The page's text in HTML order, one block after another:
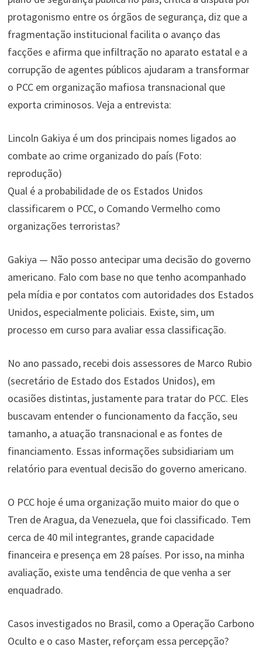
protagonismo entre os órgãos de segurança, diz que a
fragmentação institucional facilita o avanço das
facções e afirma que infiltração no aparato estatal e a
corrupção de agentes públicos ajudaram a transformar
o PCC em organização mafiosa transnacional que
exporta criminosos. Veja a entrevista:
Lincoln Gakiya é um dos principais nomes ligados ao
combate ao crime organizado do país (Foto:
reprodução)
Qual é a probabilidade de os Estados Unidos
classificarem o PCC, o Comando Vermelho como
organizações terroristas?
Gakiya — Não posso antecipar uma decisão do governo
americano. Falo com base no que tenho acompanhado
pela mídia e por contatos com autoridades dos Estados
Unidos, especialmente policiais. Existe, sim, um
processo em curso para avaliar essa classificação.
No ano passado, recebi dois assessores de Marco Rubio
(secretário de Estado dos Estados Unidos), em
ocasiões distintas, justamente para tratar do PCC. Eles
buscavam entender o funcionamento da facção, seu
tamanho, a atuação transnacional e as fontes de
financiamento. Essas informações subsidiariam um
relatório para eventual decisão do governo americano.
O PCC hoje é uma organização muito maior do que o
Tren de Aragua, da Venezuela, que foi classificado. Tem
cerca de 40 mil integrantes, grande capacidade
financeira e presença em 28 países. Por isso, na minha
avaliação, existe uma tendência de que venha a ser
enquadrado.
Casos investigados no Brasil, como a Operação Carbono
Oculto e o caso Master, reforçam essa percepção?